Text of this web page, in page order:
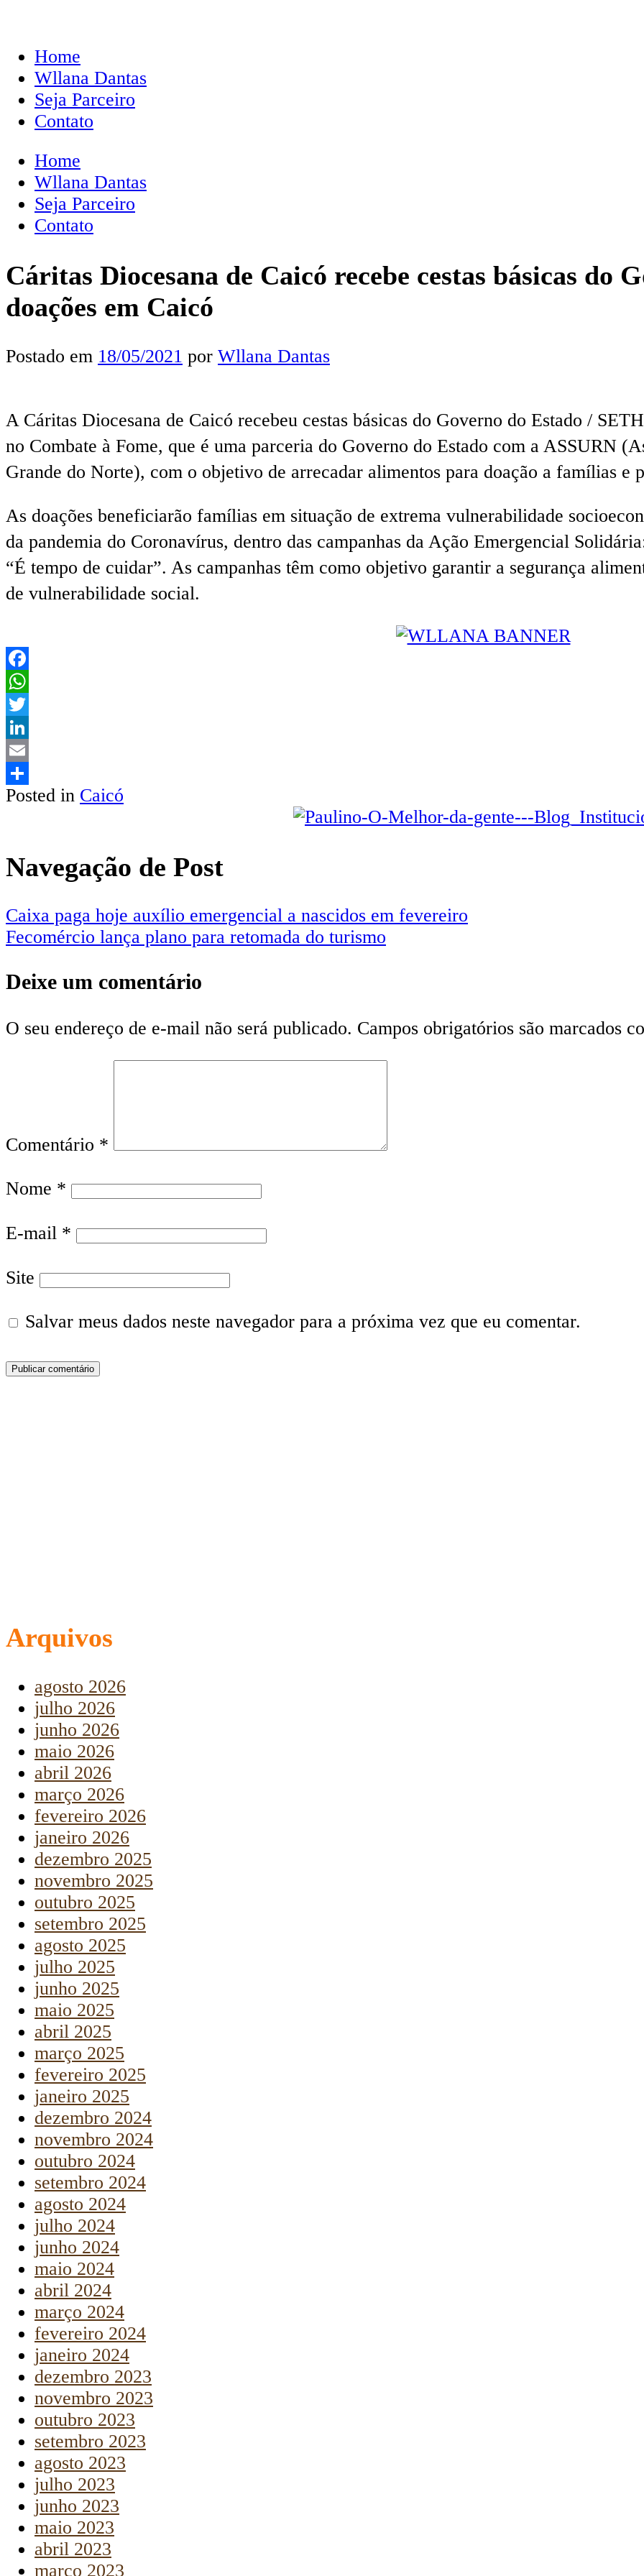
Home
Wllana Dantas
Seja Parceiro
Contato
Home
Wllana Dantas
Seja Parceiro
Contato
Cáritas Diocesana de Caicó recebe cestas básicas do
doações em Caicó
Postado em 18/05/2021 por Wllana Dantas
A Cáritas Diocesana de Caicó recebeu cestas básicas do Governo do Estado /
no Combate à Fome, que é uma parceria do Governo do Estado com a ASSURN
Grande do Norte), com o objetivo de arrecadar alimentos para doação a famílias e
As doações beneficiarão famílias em situação de extrema vulnerabilidade
da pandemia do Coronavírus, dentro das campanhas da Ação Emergencial
“É tempo de cuidar”. As campanhas têm como objetivo garantir a segurança
de vulnerabilidade social.
Facebook
WhatsApp
Twitter
LinkedIn
Email
Share
Posted in Caicó
Navegação de Post
Caixa paga hoje auxílio emergencial a nascidos em fevereiro
Fecomércio lança plano para retomada do turismo
Deixe um comentário
O seu endereço de e-mail não será publicado. Campos obrigatórios são marcados
Comentário *
Nome *
E-mail *
Site
Salvar meus dados neste navegador para a próxima vez que eu comentar.
Arquivos
agosto 2026
julho 2026
junho 2026
maio 2026
abril 2026
março 2026
fevereiro 2026
janeiro 2026
dezembro 2025
novembro 2025
outubro 2025
setembro 2025
agosto 2025
julho 2025
junho 2025
maio 2025
abril 2025
março 2025
fevereiro 2025
janeiro 2025
dezembro 2024
novembro 2024
outubro 2024
setembro 2024
agosto 2024
julho 2024
junho 2024
maio 2024
abril 2024
março 2024
fevereiro 2024
janeiro 2024
dezembro 2023
novembro 2023
outubro 2023
setembro 2023
agosto 2023
julho 2023
junho 2023
maio 2023
abril 2023
março 2023